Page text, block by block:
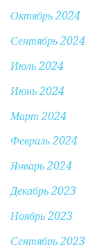
Октябрь 2024
Сентябрь 2024
Июль 2024
Июнь 2024
Март 2024
Февраль 2024
Январь 2024
Декабрь 2023
Ноябрь 2023
Сентябрь 2023